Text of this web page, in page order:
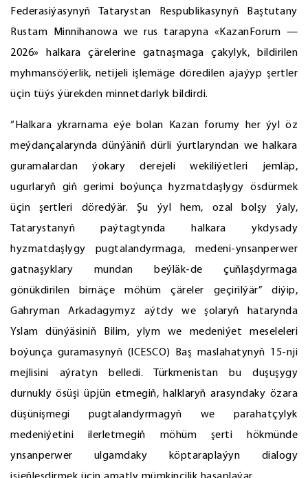
Federasiýasynyň Tatarystan Respublikasynyň Baştutany
Rustam Minnihanowa we rus tarapyna «KazanForum —
2026» halkara çärelerine gatnaşmaga çakylyk, bildirilen
myhmansöýerlik, netijeli işlemäge döredilen ajaýyp şertler
üçin tüýs ýürekden minnetdarlyk bildirdi.
“Halkara ykrarnama eýe bolan Kazan forumy her ýyl öz
meýdançalarynda dünýäniň dürli ýurtlaryndan we halkara
guramalardan ýokary derejeli wekiliýetleri jemläp,
ugurlaryň giň gerimi boýunça hyzmatdaşlygy ösdürmek
üçin şertleri döredýär. Şu ýyl hem, ozal bolşy ýaly,
Tatarystanyň paýtagtynda halkara ykdysady
hyzmatdaşlygy pugtalandyrmaga, medeni-ynsanperwer
gatnaşyklary mundan beýläk-de çuňlaşdyrmaga
gönükdirilen birnäçe möhüm çäreler geçirilýär” diýip,
Gahryman Arkadagymyz aýtdy we şolaryň hatarynda
Yslam dünýäsiniň Bilim, ylym we medeniýet meseleleri
boýunça guramasynyň (ICESCO) Baş maslahatynyň 15-nji
mejlisini aýratyn belledi. Türkmenistan bu duşuşygy
durnukly ösüşi üpjün etmegiň, halklaryň arasyndaky özara
düşünişmegi pugtalandyrmagyň we parahatçylyk
medeniýetini ilerletmegiň möhüm şerti hökmünde
ynsanperwer ulgamdaky köptaraplaýyn dialogy